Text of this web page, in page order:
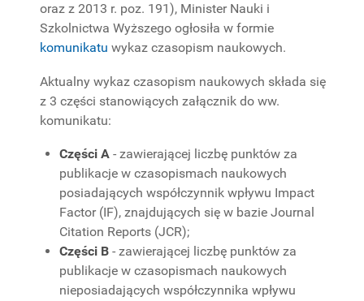
oraz z 2013 r. poz. 191), Minister Nauki i
Szkolnictwa Wyższego ogłosiła w formie
komunikatu wykaz czasopism naukowych.
Aktualny wykaz czasopism naukowych składa się
z 3 części stanowiących załącznik do ww.
komunikatu:
Części A - zawierającej liczbę punktów za
publikacje w czasopismach naukowych
posiadających współczynnik wpływu Impact
Factor (IF), znajdujących się w bazie Journal
Citation Reports (JCR);
Części B - zawierającej liczbę punktów za
publikacje w czasopismach naukowych
nieposiadających współczynnika wpływu